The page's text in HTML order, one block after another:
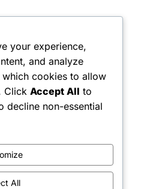
your experience,
and analyze
cookies to allow
Click Accept All to
decline non-essential
All